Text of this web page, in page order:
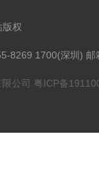
版权
8269 1700(深圳)
公司 粤ICP备